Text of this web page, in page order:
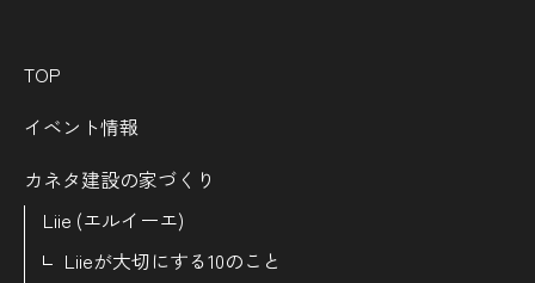
TOP
イベント情報
カネタ建設の家づくり
Liie (エルイーエ)
Liieが大切にする10のこと